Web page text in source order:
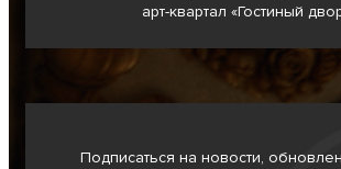
арт-квартал «Гостиный
Подписаться на новости,